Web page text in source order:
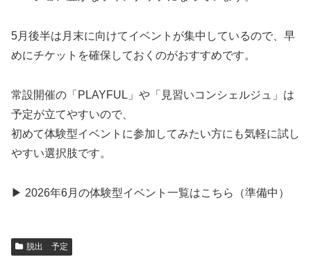
5月後半は月末に向けてイベントが集中しているので、早
めにチケットを確保しておくのがおすすめです。
常設開催の「PLAYFUL」や「見習いコンシェルジュ」は
予定が立てやすいので、
初めて体験型イベントに参加してみたい方にも気軽に試し
やすい選択肢です。
▶ 2026年6月の体験型イベント一覧はこちら（準備中）
脱出 予定